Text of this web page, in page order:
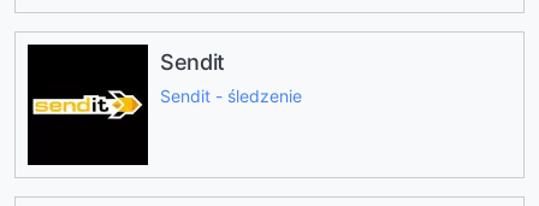
Sendit
Sendit - śledzenie